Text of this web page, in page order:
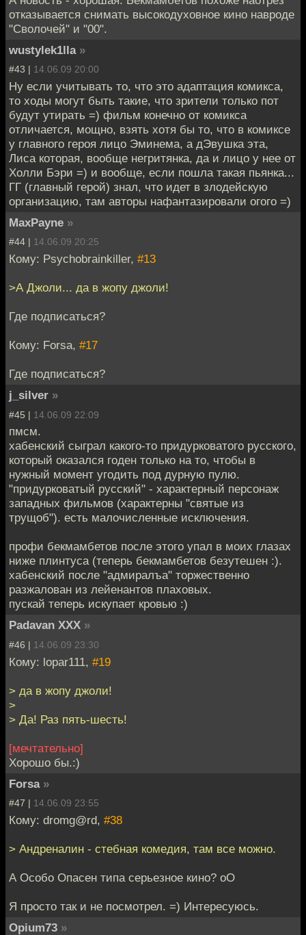
отказывается снимать высокодуховное кино навроде
"Сволочей" и "00".
wustylek1lla »
#43 | 14.06.09 20:00
Ну если учитывать то, что это адаптация комикса,
то ходы могут быть такие, что зрители только пот
будут утирать =) фильм конечно от комикса
отличается, мощно, взять хотя бы то, что в комиксе
у главного героя лицо Эминема, а дЭвушка эта,
Лиса которая, вообще негритянка, да и лицо у нее от
Холли Бэри =) и вообще, если пошла такая пьянка...
ГГ (главный герой) знал, что идет в злодейскую
организацию, там авторы нафантазировали огого =)
MaxPayne »
#44 | 14.06.09 20:25
Кому: Psychobrainkiller, #13
>А Джоли... да в жопу джоли!
Где подписаться?
Кому: Forsa, #17
Где подписаться?
j_silver »
#45 | 14.06.09 22:09
пмсм.
хабенский сыграл какого-то придурковатого русского,
который оказался годен только на то, чтобы в
нужный момент угодить под дурную пулю.
"придурковатый русский" - характерный персонаж
западных фильмов (характерны "святые из
трущоб"). есть малочисленные исключения.
профи бекмамбетов после этого упал в моих глазах
ниже плинтуса (теперь бекмамбетов безутешен :).
хабенский после "адмиралъа" торжественно
разжалован из лейенантов плаховых.
пускай теперь искупает кровью :)
Padavan XXX »
#46 | 14.06.09 23:30
Кому: lopar111, #19
> да в жопу джоли!
>
> Да! Раз пять-шесть!
[мечтательно]
Хорошо бы.:)
Forsa »
#47 | 14.06.09 23:55
Кому: dromg@rd, #38
> Андреналин - стебная комедия, там все можно.
А Особо Опасен типа серьезное кино? оО
Я просто так и не посмотрел. =) Интересуюсь.
Opium73 »